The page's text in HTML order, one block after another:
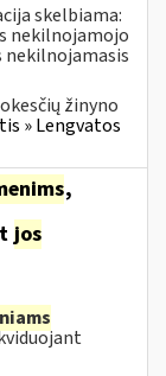
skelbiama:
nekilnojamojo
žinyno
» Lengvatos
,
jos